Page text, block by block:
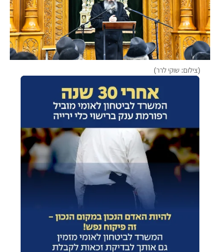
(צילום: שוקי לרר)